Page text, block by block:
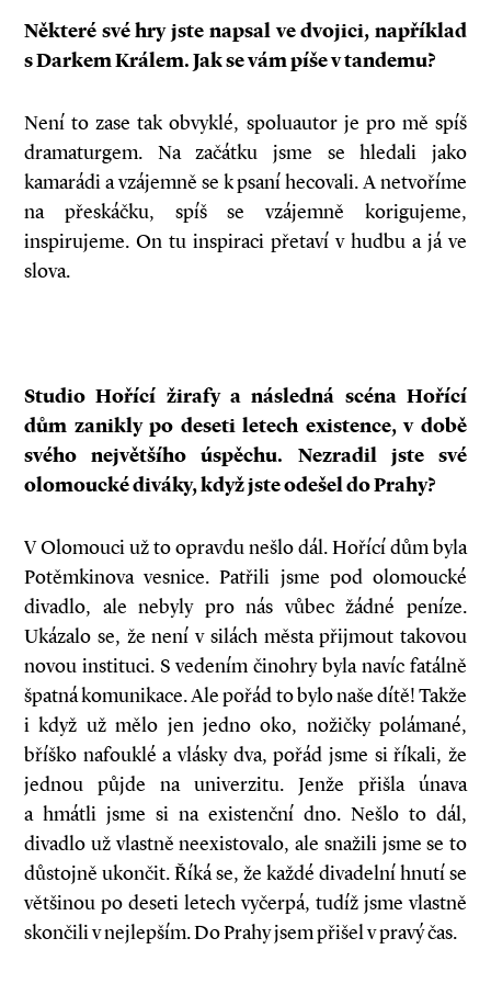
Některé své hry jste napsal ve dvojici, například
s Darkem Králem. Jak se vám píše v tandemu?
Není to zase tak obvyklé, spoluautor je pro mě spíš
dramaturgem. Na začátku jsme se hledali jako
kamarádi a vzájemně se k psaní hecovali. A netvoříme
na přeskáčku, spíš se vzájemně korigujeme,
inspirujeme. On tu inspiraci přetaví v hudbu a já ve
slova.
Studio Hořící žirafy a následná scéna Hořící
dům zanikly po deseti letech existence, v době
svého největšího úspěchu. Nezradil jste své
olomoucké diváky, když jste odešel do Prahy?
V Olomouci už to opravdu nešlo dál. Hořící dům byla
Potěmkinova vesnice. Patřili jsme pod olomoucké
divadlo, ale nebyly pro nás vůbec žádné peníze.
Ukázalo se, že není v silách města přijmout takovou
novou instituci. S vedením činohry byla navíc fatálně
špatná komunikace. Ale pořád to bylo naše dítě! Takže
i když už mělo jen jedno oko, nožičky polámané,
bříško nafouklé a vlásky dva, pořád jsme si říkali, že
jednou půjde na univerzitu. Jenže přišla únava
a hmátli jsme si na existenční dno. Nešlo to dál,
divadlo už vlastně neexistovalo, ale snažili jsme se to
důstojně ukončit. Říká se, že každé divadelní hnutí se
většinou po deseti letech vyčerpá, tudíž jsme vlastně
skončili v nejlepším. Do Prahy jsem přišel v pravý čas.